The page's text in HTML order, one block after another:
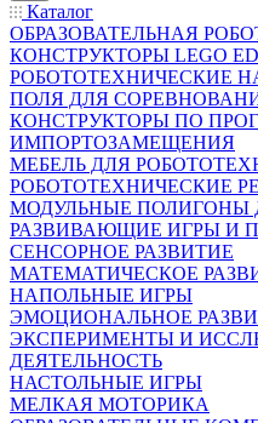
Каталог
ОБРАЗОВАТЕЛЬНАЯ
КОНСТРУКТОРЫ LEGO
РОБОТОТЕХНИЧЕСКИЕ
ПОЛЯ ДЛЯ
КОНСТРУКТОРЫ ПО
ИМПОРТОЗАМЕЩЕНИЯ
МЕБЕЛЬ ДЛЯ
РОБОТОТЕХНИЧЕСКИЕ
МОДУЛЬНЫЕ ПОЛИГОНЫ
РАЗВИВАЮЩИЕ ИГРЫ И
СЕНСОРНОЕ РАЗВИТИЕ
МАТЕМАТИЧЕСКОЕ
НАПОЛЬНЫЕ ИГРЫ
ЭМОЦИОНАЛЬНОЕ
ЭКСПЕРИМЕНТЫ И
ДЕЯТЕЛЬНОСТЬ
НАСТОЛЬНЫЕ ИГРЫ
МЕЛКАЯ МОТОРИКА